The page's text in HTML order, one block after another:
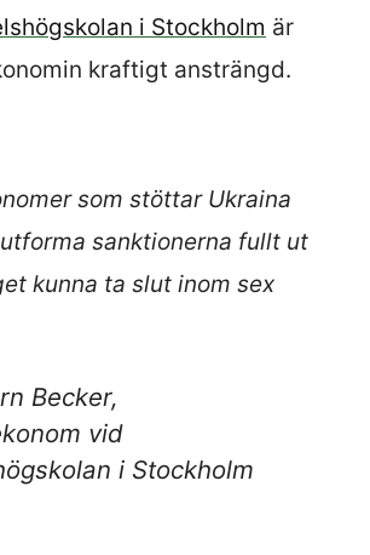
i Stockholm är
kraftigt ansträngd.
som stöttar Ukraina
sanktionerna fullt ut
kunna ta slut inom sex
Becker,
vid
i Stockholm